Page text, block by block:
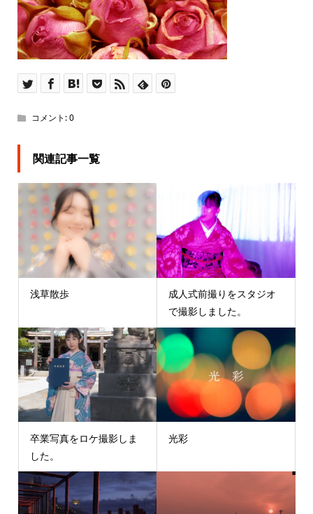
コメント:0
関連記事一覧
浅草散歩
成人式前撮りをスタジオ
で撮影しました。
卒業写真をロケ撮影しま
した。
光彩